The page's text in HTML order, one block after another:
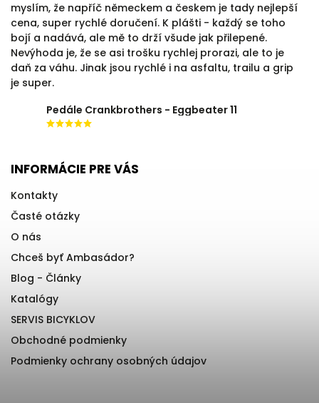
myslím, že napříč německem a českem je tady nejlepší
cena, super rychlé doručení. K plášti - každý se toho
bojí a nadává, ale mě to drží všude jak přilepené.
Nevýhoda je, že se asi trošku rychlej prorazi, ale to je
daň za váhu. Jinak jsou rychlé i na asfaltu, trailu a grip
je super.
Pedále Crankbrothers - Eggbeater 11
INFORMÁCIE PRE VÁS
Kontakty
Časté otázky
O nás
Chceš byť Ambasádor?
Blog - Články
Katalógy
SERVIS BICYKLOV
Obchodné podmienky
Podmienky ochrany osobných údajov